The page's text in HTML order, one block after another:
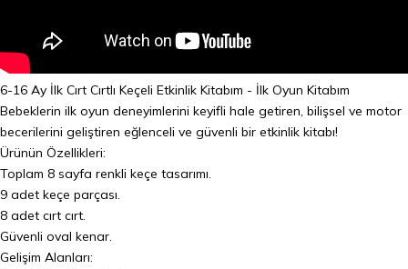
6-16 Ay İlk Cırt Cırtlı Keçeli Etkinlik Kitabım - İlk Oyun Kitabım
Bebeklerin ilk oyun deneyimlerini keyifli hale getiren, bilişsel ve motor
becerilerini geliştiren eğlenceli ve güvenli bir etkinlik kitabı!
Ürünün Özellikleri:
Toplam 8 sayfa renkli keçe tasarımı.
9 adet keçe parçası.
8 adet cırt cırt.
Güvenli oval kenar.
Gelişim Alanları: